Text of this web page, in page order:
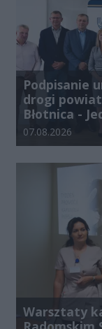
Podpisanie
drogi
Błotnica -
Data dodania
07.08.2026
Warsztaty